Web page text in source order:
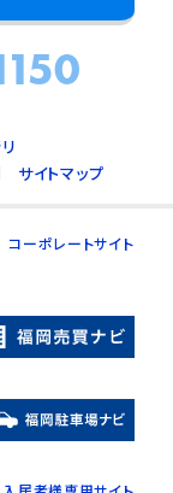
サイトマップ
コーポレートサイト